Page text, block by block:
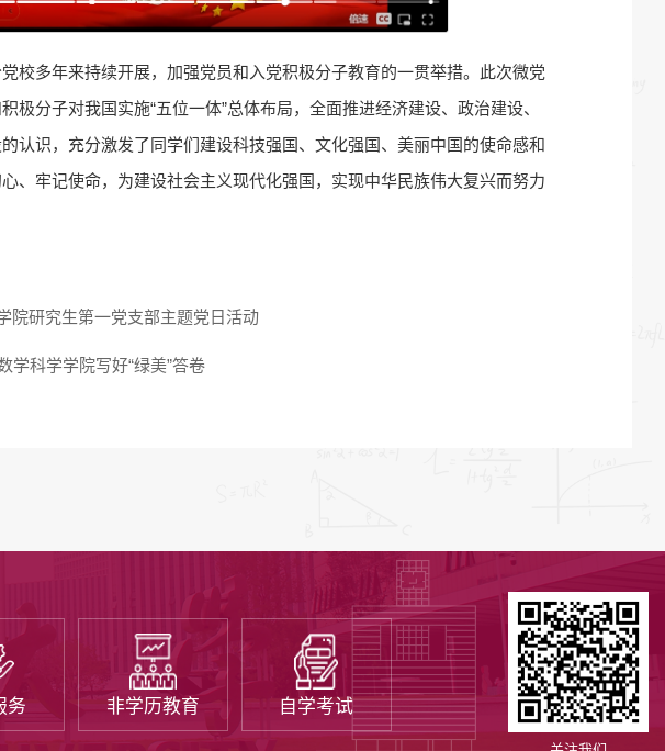
校多年来持续开展，加强党员和入党积极分子教育的一贯举措。此次微党
极分子对我国实施“五位一体”总体布局，全面推进经济建设、政治建设、
认识，充分激发了同学们建设科技强国、文化强国、美丽中国的使命感和
、牢记使命，为建设社会主义现代化强国，实现中华民族伟大复兴而努力
院研究生第一党支部主题党日活动
学科学学院写好“绿美”答卷
务 非学历教育 自学考试